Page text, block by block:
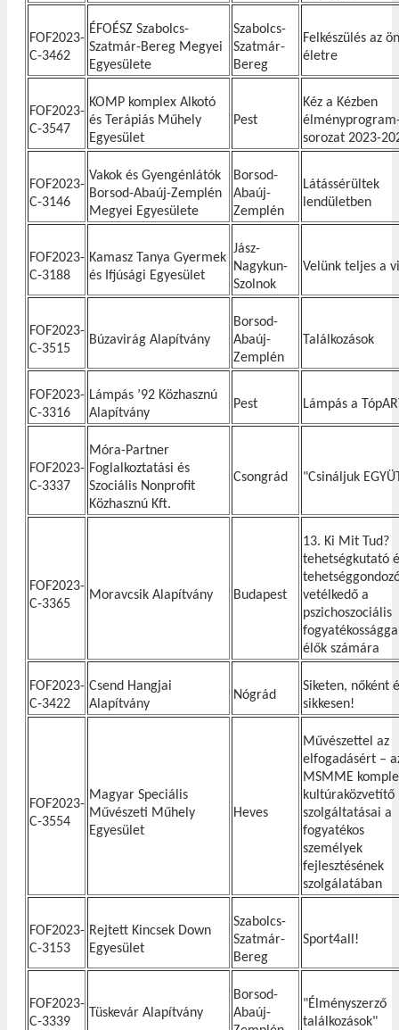
FOF2023-
C-3462
ÉFOÉSZ Szabolcs-
Szatmár-Bereg Megyei
Egyesülete
Szabolcs-
Szatmár-
Bereg
Felkészülés az
életre
FOF2023-
C-3547
KOMP komplex Alkotó
és Terápiás Műhely
Egyesület
Pest
Kéz a Kézben
sorozat 2023-
FOF2023-
C-3146
Vakok és Gyengénlátók
Borsod-Abaúj-Zemplén
Megyei Egyesülete
Borsod-
Abaúj-
Zemplén
Látássérültek
lendületben
FOF2023-
C-3188
Kamasz Tanya Gyermek
és Ifjúsági Egyesület
Jász-
Nagykun-
Szolnok
Velünk teljes a
FOF2023-
C-3515
Búzavirág Alapítvány
Borsod-
Abaúj-
Zemplén
Találkozások
FOF2023-
C-3316
Lámpás ’92 Közhasznú
Alapítvány
Pest Lámpás a
FOF2023-
C-3337
Móra-Partner
Foglalkoztatási és
Szociális Nonprofit
Közhasznú Kft.
Csongrád "Csináljuk
FOF2023-
C-3365
Moravcsik Alapítvány Budapest
13. Ki Mit Tud?
tehetségkutató
vetélkedő a
pszichoszociális
élők számára
FOF2023-
C-3422
Csend Hangjai
Alapítvány
Nógrád
Siketen, nőként
sikkesen!
FOF2023-
C-3554
Magyar Speciális
Művészeti Műhely
Egyesület
Heves
Művészettel az
elfogadásért –
MSMME
kultúraközvetítő
szolgáltatásai a
fogyatékos
személyek
fejlesztésének
szolgálatában
FOF2023-
C-3153
Rejtett Kincsek Down
Egyesület
Szabolcs-
Szatmár-
Bereg
Sport4all!
FOF2023-
C-3339
Tüskevár Alapítvány
Borsod-
Abaúj-
"Élményszerző
találkozások"